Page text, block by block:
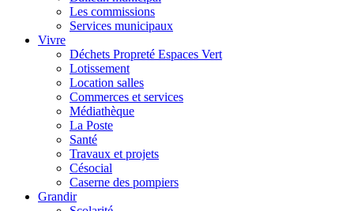
Les commissions
Services municipaux
Vivre
Déchets Propreté Espaces Vert
Lotissement
Location salles
Commerces et services
Médiathèque
La Poste
Santé
Travaux et projets
Césocial
Caserne des pompiers
Grandir